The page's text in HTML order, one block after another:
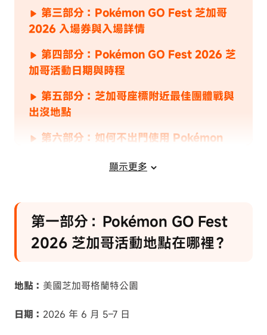
第三部分：Pokémon GO Fest 芝加哥
2026 入場券與入場詳情
第四部分：Pokémon GO Fest 2026 芝
加哥活動日期與時程
第五部分：芝加哥座標附近最佳團體戰與
出沒地點
第六部分：如何不出門使用 Pokémon
顯示更多
第一部分：Pokémon GO Fest
2026 芝加哥活動地點在哪裡？
地點： 美國芝加哥格蘭特公園
日期： 2026 年 6 月 5–7 日